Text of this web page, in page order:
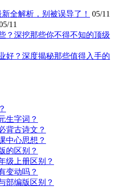
全解析，别被误导了！
05/11
11
？深挖那些你不得不知的顶级
好？深度揭秘那些值得入手的
生字词？
背古诗文？
中心思想？
的区别？
级上册区别？
变动吗？
部编版区别？